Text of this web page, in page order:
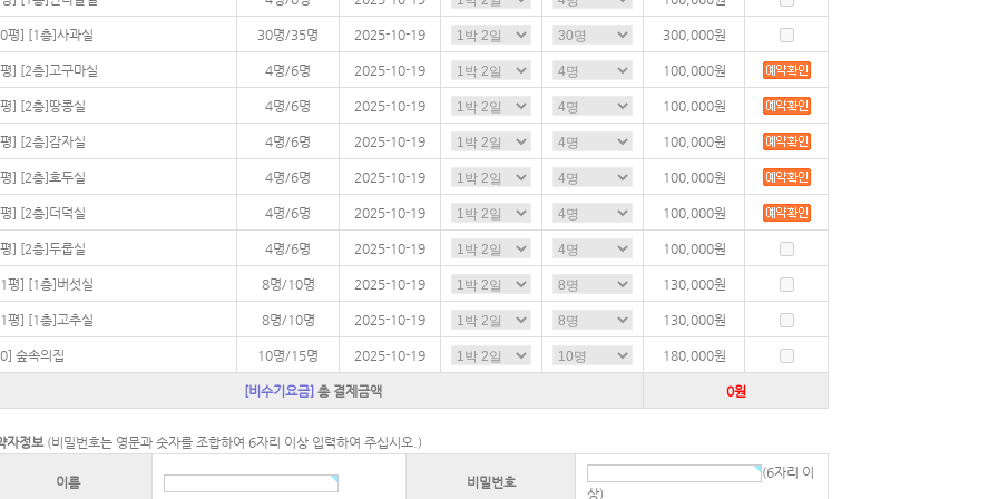
평] [1층]사과실 30명/35명 2025-10-19 300,000원
] [2층]고구마실 4명/6명 2025-10-19 100,000원
] [2층]땅콩실 4명/6명 2025-10-19 100,000원
] [2층]감자실 4명/6명 2025-10-19 100,000원
] [2층]호두실 4명/6명 2025-10-19 100,000원
] [2층]더덕실 4명/6명 2025-10-19 100,000원
] [2층]두룹실 4명/6명 2025-10-19 100,000원
평] [1층]버섯실 8명/10명 2025-10-19 130,000원
평] [1층]고추실 8명/10명 2025-10-19 130,000원
숲속의집 10명/15명 2025-10-19 180,000원
[비수기요금] 총 결제금액 0원
자정보(비밀번호는 영문과 숫자를 조합하여 6자리 이상 입력하여 주십시오.)
이름 비밀번호
(6자리 이
상)